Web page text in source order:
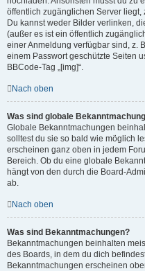
öffentlich zugänglichen Server liegt,
Du kannst weder Bilder verlinken,
(außer es ist ein öffentlich
einer Anmeldung verfügbar sind, z.
einem Passwort geschützte Seiten
BBCode-Tag „[img]“.
Nach oben
Was sind globale
Globale Bekanntmachungen
solltest du sie so bald wie möglich
erscheinen ganz oben in jedem
Bereich. Ob du eine globale
hängt von den durch die Board-
ab.
Nach oben
Was sind Bekanntmachungen?
Bekanntmachungen beinhalten
des Boards, in dem du dich
Bekanntmachungen erscheinen